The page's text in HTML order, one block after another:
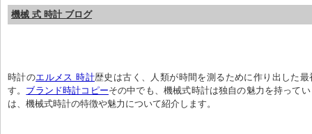
機械 式 時計 ブログ
時計のエルメス 時計歴史は古く、人類が時間を測るために作り出した
す。 ブランド時計コピーその中でも、機械式時計は独自の魅力を持って
は、機械式時計の特徴や魅力について紹介します。